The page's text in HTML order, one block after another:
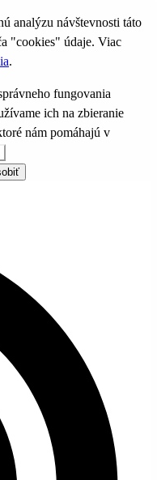
analýzu návštevnosti táto
"cookies" údaje. Viac
.
fungovania
ich na zbieranie
nám pomáhajú v